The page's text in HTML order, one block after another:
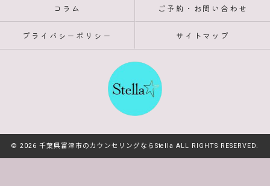
コラム ご予約・お問い合わせ
プライバシーポリシー サイトマップ
© 2026 千葉県富津市のカウンセリングならStella ALL RIGHTS RESERVED.